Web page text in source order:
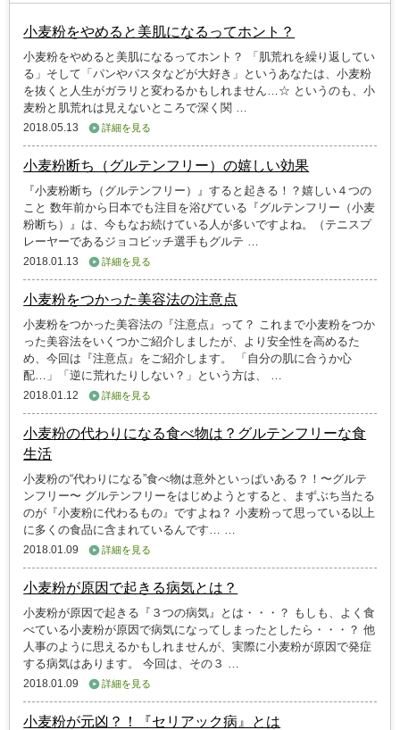
小麦粉をやめると美肌になるってホント？
小麦粉をやめると美肌になるってホント？ 「肌荒れを繰り返してい
る」そして「パンやパスタなどが大好き」というあなたは、小麦粉
を抜くと人生がガラリと変わるかもしれません…☆ というのも、小
麦粉と肌荒れは見えないところで深く関 …
2018.05.13
詳細を見る
小麦粉断ち（グルテンフリー）の嬉しい効果
『小麦粉断ち（グルテンフリー）』すると起きる！？嬉しい４つの
こと 数年前から日本でも注目を浴びている『グルテンフリー（小麦
粉断ち）』は、今もなお続けている人が多いですよね。（テニスプ
レーヤーであるジョコビッチ選手もグルテ …
2018.01.13
詳細を見る
小麦粉をつかった美容法の注意点
小麦粉をつかった美容法の『注意点』って？ これまで小麦粉をつか
った美容法をいくつかご紹介しましたが、より安全性を高めるた
め、今回は『注意点』をご紹介します。 「自分の肌に合うか心
配…」「逆に荒れたりしない？」という方は、 …
2018.01.12
詳細を見る
小麦粉の代わりになる食べ物は？グルテンフリーな食
生活
小麦粉の“代わりになる”食べ物は意外といっぱいある？！〜グルテ
ンフリー〜 グルテンフリーをはじめようとすると、まずぶち当たる
のが『小麦粉に代わるもの』ですよね？ 小麦粉って思っている以上
に多くの食品に含まれているんです… …
2018.01.09
詳細を見る
小麦粉が原因で起きる病気とは？
小麦粉が原因で起きる『３つの病気』とは・・・？ もしも、よく食
べている小麦粉が原因で病気になってしまったとしたら・・・？ 他
人事のように思えるかもしれませんが、実際に小麦粉が原因で発症
する病気はあります。 今回は、その３ …
2018.01.09
詳細を見る
小麦粉が元凶？！『セリアック病』とは